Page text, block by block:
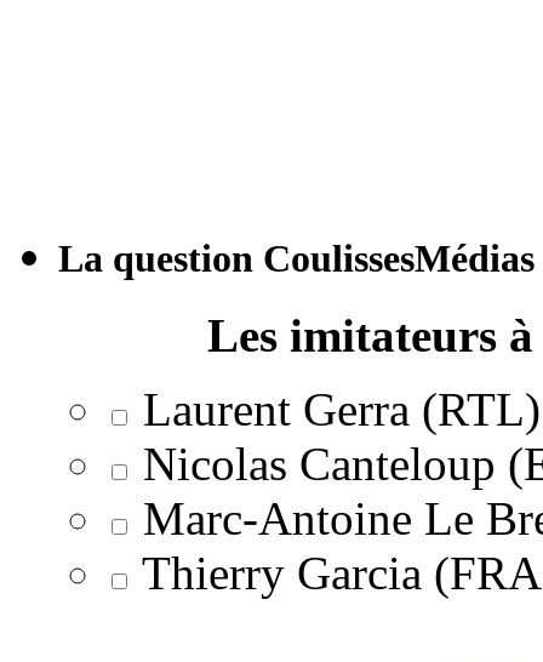
La question CoulissesMédias
Les imitateurs
Laurent Gerra (RTL)
Nicolas Canteloup
Marc-Antoine Le
Thierry Garcia